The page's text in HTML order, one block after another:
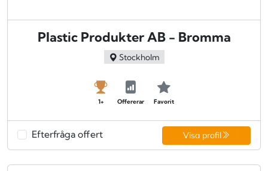
Plastic Produkter AB - Bromma
Stockholm
1+ Offererar Favorit
Efterfråga offert Visa profil